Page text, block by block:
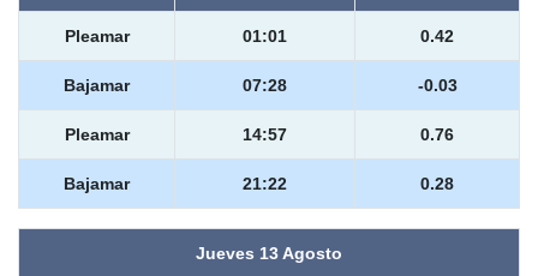
Pleamar 01:01 0.42
Bajamar 07:28 -0.03
Pleamar 14:57 0.76
Bajamar 21:22 0.28
Jueves 13 Agosto